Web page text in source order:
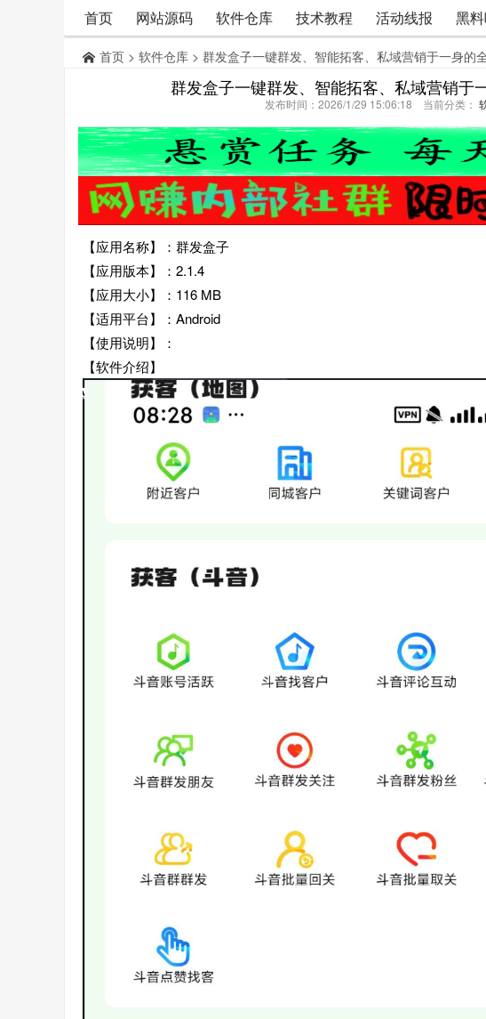
首页 网站源码 软件仓库 技术教程 活动线报 黑
首页 > 软件仓库 > 群发盒子一键群发、智能拓客、私域营销于一身的
群发盒子一键群发、智能拓客、私域营销于
发布时间：2026/1/29 15:06:18 当前分类：
【应用名称】：群发盒子
【应用版本】：2.1.4
【应用大小】：116 MB
【适用平台】：Android
【使用说明】：
【软件介绍】